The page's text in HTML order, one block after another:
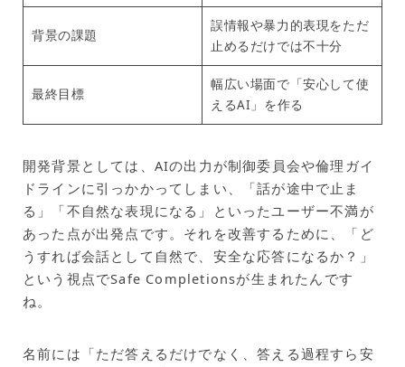
背景の課題
誤情報や暴力的表現をただ
止めるだけでは不十分
最終目標
幅広い場面で「安心して使
えるAI」を作る
開発背景としては、AIの出力が制御委員会や倫理ガイ
ドラインに引っかかってしまい、「話が途中で止ま
る」「不自然な表現になる」といったユーザー不満が
あった点が出発点です。それを改善するために、「ど
うすれば会話として自然で、安全な応答になるか？」
という視点でSafe Completionsが生まれたんです
ね。
名前には「ただ答えるだけでなく、答える過程すら安